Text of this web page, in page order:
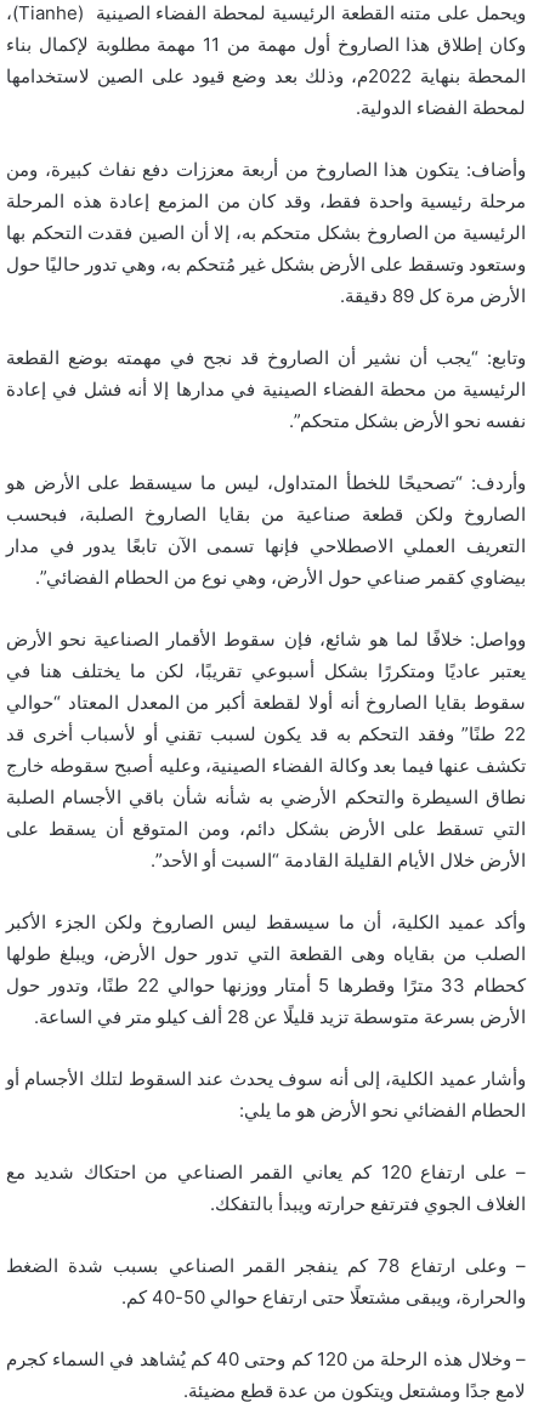
ويحمل على متنه القطعة الرئيسية لمحطة الفضاء الصينية (Tianhe)،
وكان إطلاق هذا الصاروخ أول مهمة من 11 مهمة مطلوبة لإكمال بناء
المحطة بنهاية 2022م، وذلك بعد وضع قيود على الصين لاستخدامها
لمحطة الفضاء الدولية.
وأضاف: يتكون هذا الصاروخ من أربعة معززات دفع نفاث كبيرة، ومن
مرحلة رئيسية واحدة فقط، وقد كان من المزمع إعادة هذه المرحلة
الرئيسية من الصاروخ بشكل متحكم به، إلا أن الصين فقدت التحكم بها
وستعود وتسقط على الأرض بشكل غير مُتحكم به، وهي تدور حاليًا حول
الأرض مرة كل 89 دقيقة.
وتابع: “يجب أن نشير أن الصاروخ قد نجح في مهمته بوضع القطعة
الرئيسية من محطة الفضاء الصينية في مدارها إلا أنه فشل في إعادة
نفسه نحو الأرض بشكل متحكم”.
وأردف: “تصحيحًا للخطأ المتداول، ليس ما سيسقط على الأرض هو
الصاروخ ولكن قطعة صناعية من بقايا الصاروخ الصلبة، فبحسب
التعريف العملي الاصطلاحي فإنها تسمى الآن تابعًا يدور في مدار
بيضاوي كقمر صناعي حول الأرض، وهي نوع من الحطام الفضائي”.
وواصل: خلافًا لما هو شائع، فإن سقوط الأقمار الصناعية نحو الأرض
يعتبر عاديًا ومتكررًا بشكل أسبوعي تقريبًا، لكن ما يختلف هنا في
سقوط بقايا الصاروخ أنه أولا لقطعة أكبر من المعدل المعتاد “حوالي
22 طنًا” وفقد التحكم به قد يكون لسبب تقني أو لأسباب أخرى قد
تكشف عنها فيما بعد وكالة الفضاء الصينية، وعليه أصبح سقوطه خارج
نطاق السيطرة والتحكم الأرضي به شأنه شأن باقي الأجسام الصلبة
التي تسقط على الأرض بشكل دائم، ومن المتوقع أن يسقط على
الأرض خلال الأيام القليلة القادمة “السبت أو الأحد”.
وأكد عميد الكلية، أن ما سيسقط ليس الصاروخ ولكن الجزء الأكبر
الصلب من بقاياه وهى القطعة التي تدور حول الأرض، ويبلغ طولها
كحطام 33 مترًا وقطرها 5 أمتار ووزنها حوالي 22 طنًا، وتدور حول
الأرض بسرعة متوسطة تزيد قليلًا عن 28 ألف كيلو متر في الساعة.
وأشار عميد الكلية، إلى أنه سوف يحدث عند السقوط لتلك الأجسام أو
الحطام الفضائي نحو الأرض هو ما يلي:
– على ارتفاع 120 كم يعاني القمر الصناعي من احتكاك شديد مع
الغلاف الجوي فترتفع حرارته ويبدأ بالتفكك.
– وعلى ارتفاع 78 كم ينفجر القمر الصناعي بسبب شدة الضغط
والحرارة، ويبقى مشتعلًا حتى ارتفاع حوالي 50-40 كم.
– وخلال هذه الرحلة من 120 كم وحتى 40 كم يُشاهد في السماء كجرم
لامع جدًا ومشتعل ويتكون من عدة قطع مضيئة.